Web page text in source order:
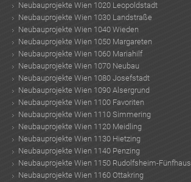
Neubauprojekte Wien 1020 Leopoldstadt
Neubauprojekte Wien 1030 Landstraße
Neubauprojekte Wien 1040 Wieden
Neubauprojekte Wien 1050 Margareten
Neubauprojekte Wien 1060 Mariahilf
Neubauprojekte Wien 1070 Neubau
Neubauprojekte Wien 1080 Josefstadt
Neubauprojekte Wien 1090 Alsergrund
Neubauprojekte Wien 1100 Favoriten
Neubauprojekte Wien 1110 Simmering
Neubauprojekte Wien 1120 Meidling
Neubauprojekte Wien 1130 Hietzing
Neubauprojekte Wien 1140 Penzing
Neubauprojekte Wien 1150 Rudolfsheim-Fünfhaus
Neubauprojekte Wien 1160 Ottakring